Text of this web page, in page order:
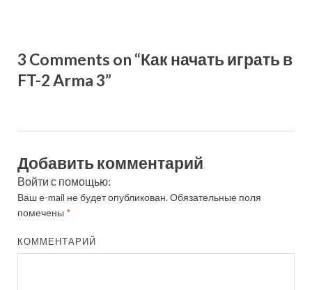
3 Comments on “Как начать играть в
FT-2 Arma 3”
Добавить комментарий
Войти с помощью:
Ваш e-mail не будет опубликован.Обязательные поля
помечены *
КОММЕНТАРИЙ